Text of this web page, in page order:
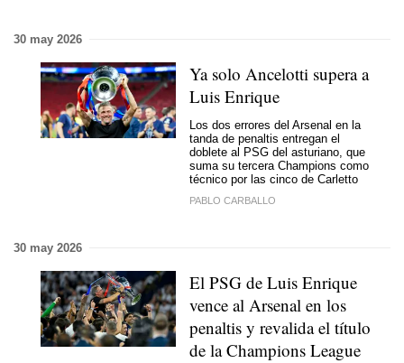
30 may 2026
Ya solo Ancelotti supera a
Luis Enrique
Los dos errores del Arsenal en la
tanda de penaltis entregan el
doblete al PSG del asturiano, que
suma su tercera Champions como
técnico por las cinco de Carletto
PABLO CARBALLO
30 may 2026
El PSG de Luis Enrique
vence al Arsenal en los
penaltis y revalida el título
de la Champions League